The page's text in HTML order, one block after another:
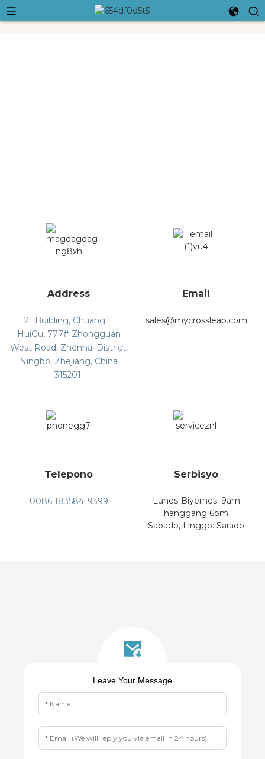
Address
21 Building, Chuang E
HuiGu, 777# Zhongguan
West Road, Zhenhai District,
Ningbo, Zhejiang, China
315201.
Email
sales@mycrossleap.com
Telepono
0086 18358419399
Serbisyo
Lunes-Biyernes: 9am
hanggang 6pm
Sabado, Linggo: Sarado
Leave Your Message